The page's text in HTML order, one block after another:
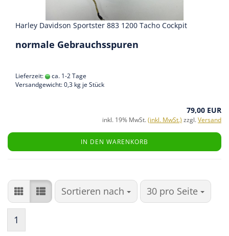
Harley Davidson Sportster 883 1200 Tacho Cockpit
normale Gebrauchsspuren
Lieferzeit:
ca. 1-2 Tage
Versandgewicht:0,3 kg je Stück
79,00 EUR
inkl. 19% MwSt.(inkl. MwSt.) zzgl.Versand
IN DEN WARENKORB
Sortieren nach
Sortieren nach 30 pro Seite
pro Seite
1